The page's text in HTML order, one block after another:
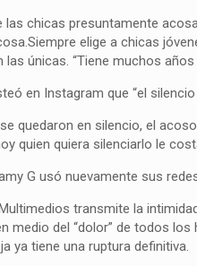
chicas presuntamente
elige a chicas
las únicas. “Tiene muchos
en Instagram que “el
quedaron en silencio, el
quien quiera silenciarlo le
G usó nuevamente sus
transmite la
medio del “dolor” de todos
ya tiene una ruptura definitiva.